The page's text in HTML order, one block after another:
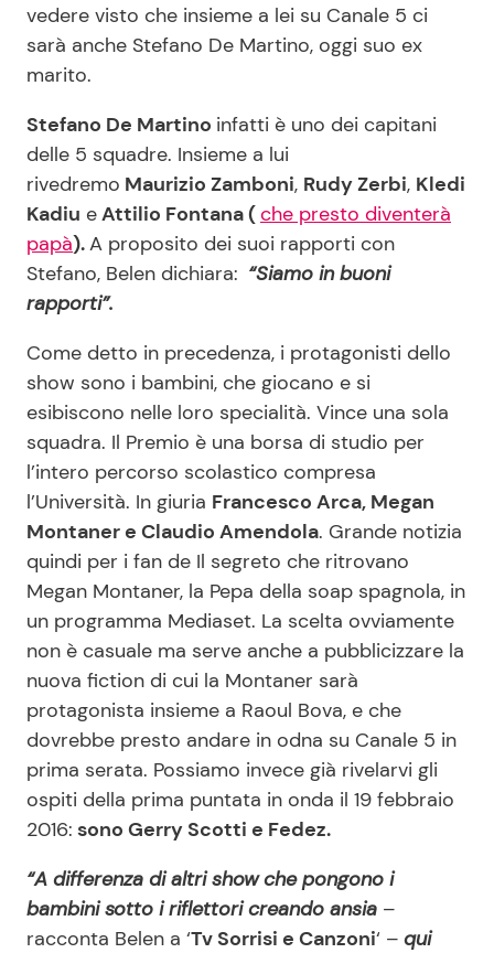
vedere visto che insieme a lei su Canale 5 ci
sarà anche Stefano De Martino, oggi suo ex
marito.
Stefano De Martino infatti è uno dei capitani
delle 5 squadre. Insieme a lui
rivedremo Maurizio Zamboni, Rudy Zerbi, Kledi
Kadiu eAttilio Fontana (che presto diventerà
papà).A proposito dei suoi rapporti con
Stefano, Belen dichiara: “Siamo in buoni
rapporti”.
Come detto in precedenza, i protagonisti dello
show sono i bambini, che giocano e si
esibiscono nelle loro specialità. Vince una sola
squadra. Il Premio è una borsa di studio per
l’intero percorso scolastico compresa
l’Università. In giuria Francesco Arca, Megan
Montaner e Claudio Amendola. Grande notizia
quindi per i fan de Il segreto che ritrovano
Megan Montaner, la Pepa della soap spagnola, in
un programma Mediaset. La scelta ovviamente
non è casuale ma serve anche a pubblicizzare la
nuova fiction di cui la Montaner sarà
protagonista insieme a Raoul Bova, e che
dovrebbe presto andare in odna su Canale 5 in
prima serata. Possiamo invece già rivelarvi gli
ospiti della prima puntata in onda il 19 febbraio
2016: sono Gerry Scotti e Fedez.
“A differenza di altri show che pongono i
bambini sotto i riflettori creando ansia –
racconta Belen a ‘Tv Sorrisi e Canzoni‘ – qui